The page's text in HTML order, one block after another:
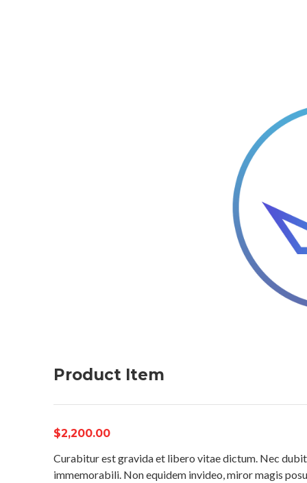
Product Item
$2,200.00
Curabitur est gravida et libero vitae dictum. Nec
immemorabili. Non equidem invideo, miror magis